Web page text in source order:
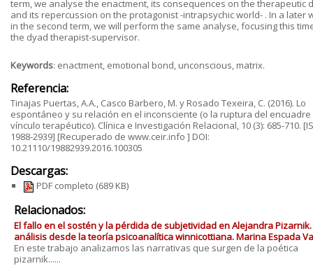
term, we analyse the enactment, its consequences on the therapeutic
and its repercussion on the protagonist -intrapsychic world- . In a later
in the second term, we will perform the same analyse, focusing this
the dyad therapist-supervisor.
Keywords: enactment, emotional bond, unconscious, matrix.
Referencia:
Tinajas Puertas, A.A., Casco Barbero, M. y Rosado Texeira, C. (2016). Lo
espontáneo y su relación en el inconsciente (o la ruptura del encuadre
vínculo terapéutico). Clínica e Investigación Relacional, 10 (3): 685-710.
1988-2939] [Recuperado de www.ceir.info ] DOI:
10.21110/19882939.2016.100305
Descargas:
PDF completo (689 KB)
Relacionados:
El fallo en el sostén y la pérdida de subjetividad en Alejandra Pizarnik.
análisis desde la teoría psicoanalítica winnicottiana. Marina Espada
En este trabajo analizamos las narrativas que surgen de la poética
pizarnik......